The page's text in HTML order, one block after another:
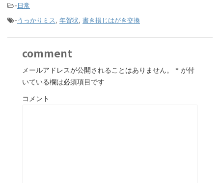
-日常
-うっかりミス, 年賀状, 書き損じはがき交換
comment
メールアドレスが公開されることはありません。 * が付
いている欄は必須項目です
コメント